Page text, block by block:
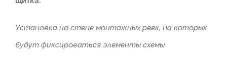
Установка на стене монтажных реек, на которых
будут фиксироваться элементы схемы